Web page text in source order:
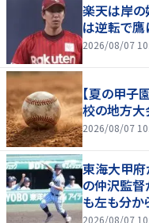
楽天は岸
は逆転で
2026/08/07
【夏の甲
校の地方
2026/08/07
東海大甲府
の仲沢監督
も左も分か
投も「理想
2026/08/07